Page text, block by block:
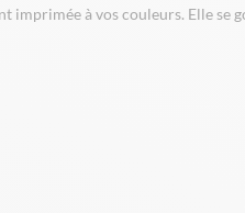
à vos couleurs. Elle se